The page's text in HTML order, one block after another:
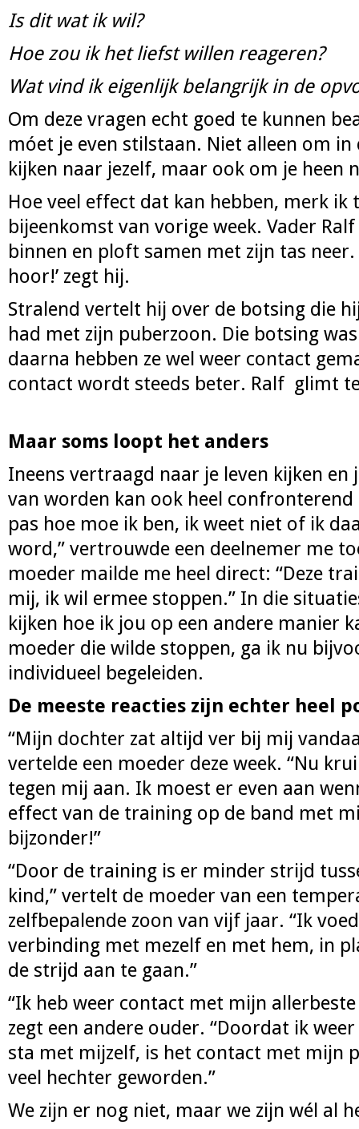
Is dit wat ik wil?
Hoe zou ik het liefst willen reageren?
Wat vind ik eigenlijk belangrijk in de
Om deze vragen echt goed te kunnen
móet je even stilstaan. Niet alleen om in
kijken naar jezelf, maar ook om je heen
Hoe veel effect dat kan hebben, merk ik
bijeenkomst van vorige week. Vader
binnen en ploft samen met zijn tas neer.
hoor!’ zegt hij.
Stralend vertelt hij over de botsing die
had met zijn puberzoon. Die botsing
daarna hebben ze wel weer contact
contact wordt steeds beter. Ralf glimt
Maar soms loopt het
Ineens vertraagd naar je leven kijken en
van worden kan ook heel confronterend
pas hoe moe ik ben, ik weet niet of ik
word,” vertrouwde een deelnemer me
moeder mailde me heel direct: “Deze
mij, ik wil ermee stoppen.” In die
kijken hoe ik jou op een andere manier
moeder die wilde stoppen, ga ik nu
individueel begeleiden.
De meeste reacties zijn echter heel
“Mijn dochter zat altijd ver bij mij
vertelde een moeder deze week. “Nu
tegen mij aan. Ik moest er even aan
effect van de training op de band met
bijzonder!”
“Door de training is er minder strijd
kind,” vertelt de moeder van een
zelfbepalende zoon van vijf jaar. “Ik
verbinding met mezelf en met hem, in
de strijd aan te gaan.”
“Ik heb weer contact met mijn
zegt een andere ouder. “Doordat ik
sta met mijzelf, is het contact met mijn
veel hechter geworden.”
We zijn er nog niet, maar we zijn wél al